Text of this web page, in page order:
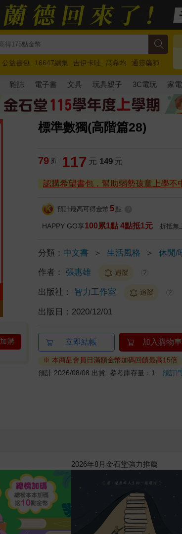
公益書包 16647續集 吉伊卡哇 高希均
通靈藥師
馬斯克 玩具總動員5 超慢跑
雜誌 電子書 文具 玩具親子 3C電玩 家電
標準數獨(高階篇28)
加購
79 折 117 元 149 元
認購希望書包，幫助弱勢孩童上學不
預計最高可得金幣 5 點
HAPPY GO享100累1點 4點抵1元 折抵無
分類： 中文書 ＞ 生活風格 ＞ 休閒/
作者： 張惠雄 追蹤 ?
出版社： 智力工作室 追蹤 ?
出版日： 2020/12/01
立即結帳 加入購物車
※ 本商品會員日滿額金幣加碼回饋最高15倍
預計 2026/08/08 出貨 參考庫存量：1預訂
2026年8月金石堂強力推薦